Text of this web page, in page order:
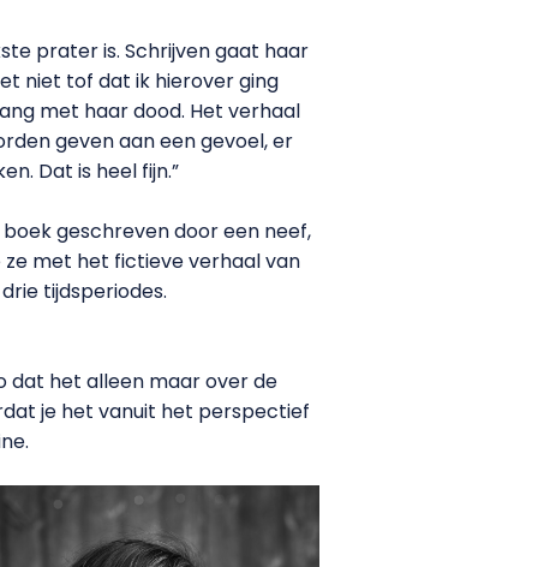
prater is. Schrijven gaat haar
niet tof dat ik hierover ging
met haar dood. Het verhaal
geven aan een gevoel, er
Dat is heel fijn.”
geschreven door een neef,
ze met het fictieve verhaal van
tijdsperiodes.
dat het alleen maar over de
je het vanuit het perspectief